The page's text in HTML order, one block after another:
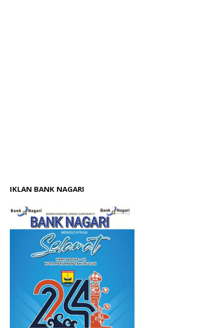
IKLAN BANK NAGARI